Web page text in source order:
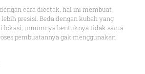
cara dicetak, hal ini membuat
presisi. Beda dengan kubah yang
lokasi, umumnya bentuknya tidak sama
pembuatannya gak menggunakan